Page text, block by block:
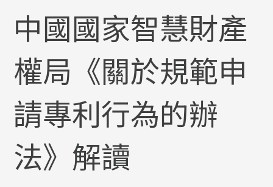
中國國家智慧財產
權局《關於規範申
請專利行為的辦
法》解讀